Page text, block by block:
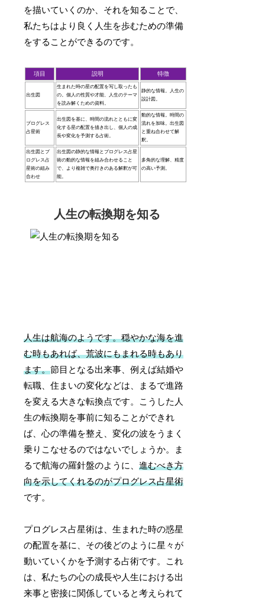
を描いていくのか、それを知ることで、
私たちはより良く人生を歩むための準備
をすることができるのです。
項目 説明 特徴
出生図
生まれた時の星の配置を写し取ったも
の。個人の性質や才能、人生のテーマ
を読み解くための資料。
静的な情報。人生の
設計図。
プログレス
占星術
出生図を基に、時間の流れとともに変
化する星の配置を描き出し、個人の成
長や変化を予測する占術。
動的な情報。時間の
流れを加味。出生図
と重ね合わせて解
釈。
出生図とプ
ログレス占
星術の組み
合わせ
出生図の静的な情報とプログレス占星
術の動的な情報を組み合わせること
で、より複雑で奥行きのある解釈が可
能。
多角的な理解、精度
の高い予測。
人生の転換期を知る
人生は航海のようです。穏やかな海を進
む時もあれば、荒波にもまれる時もあり
ます。節目となる出来事、例えば結婚や
転職、住まいの変化などは、まるで進路
を変える大きな転換点です。こうした人
生の転換期を事前に知ることができれ
ば、心の準備を整え、変化の波をうまく
乗りこなせるのではないでしょうか。ま
るで航海の羅針盤のように、進むべき方
向を示してくれるのがプログレス占星術
です。
プログレス占星術は、生まれた時の惑星
の配置を基に、その後どのように星々が
動いていくかを予測する占術です。これ
は、私たちの心の成長や人生における出
来事と密接に関係していると考えられて